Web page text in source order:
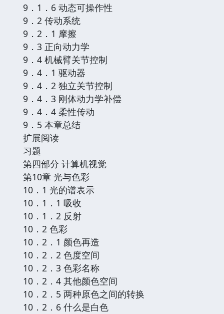
9．1．6 动态可操作性
9．2 传动系统
9．2．1 摩擦
9．3 正向动力学
9．4 机械臂关节控制
9．4．1 驱动器
9．4．2 独立关节控制
9．4．3 刚体动力学补偿
9．4．4 柔性传动
9．5 本章总结
扩展阅读
习题
第四部分 计算机视觉
第10章 光与色彩
10．1 光的谱表示
10．1．1 吸收
10．1．2 反射
10．2 色彩
10．2．1 颜色再造
10．2．2 色度空间
10．2．3 色彩名称
10．2．4 其他颜色空间
10．2．5 两种原色之间的转换
10．2．6 什么是白色